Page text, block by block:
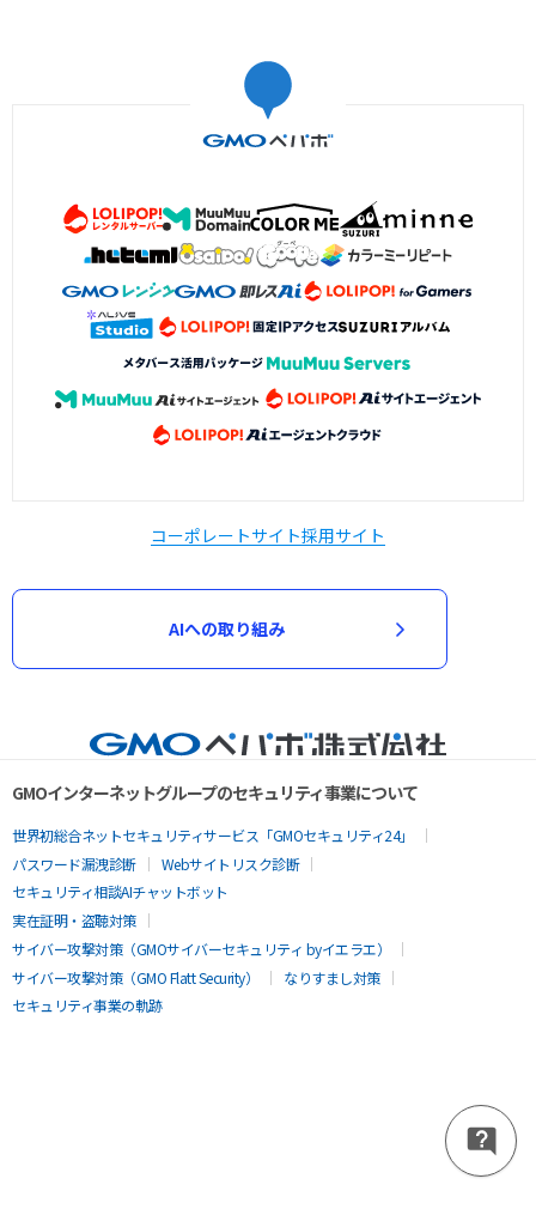
コーポレートサイト採用サイト
AIへの取り組み
GMOインターネットグループのセキュリティ事業について
世界初総合ネットセキュリティサービス「GMOセキュリティ24」
パスワード漏洩診断
Webサイトリスク診断
セキュリティ相談AIチャットボット
実在証明・盗聴対策
サイバー攻撃対策（GMOサイバーセキュリティ byイエラエ）
サイバー攻撃対策（GMO Flatt Security）
なりすまし対策
セキュリティ事業の軌跡